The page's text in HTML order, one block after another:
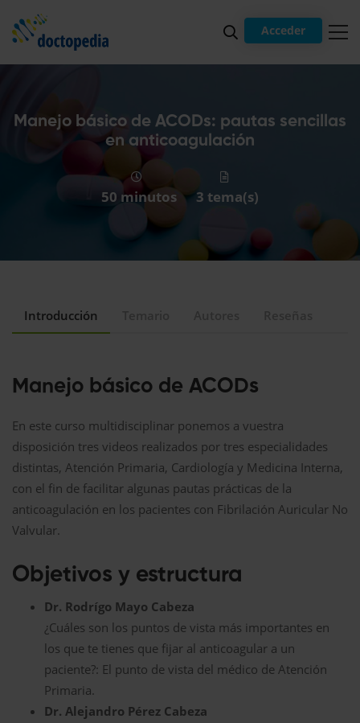
Acceder
Manejo básico de ACODs: pautas sencillas
en anticoagulación
50 minutos 3 tema(s)
Introducción
Manejo básico de ACODs
En este curso multidisciplinar ponemos a vuestra
disposición tres videos realizados por tres especialidades
distintas, Atención Primaria, Cardiología y Medicina Interna,
con el fin de facilitar algunas pautas prácticas de la
anticoagulación en los pacientes con Fibrilación Auricular No
Valvular.
Objetivos y estructura
Dr. Rodrígo Mayo Cabeza
¿Cuáles son los puntos de vista más importantes en
los que te tienes que fijar al anticoagular a un
paciente?: El punto de vista del médico de Atención
Primaria.
Dr. Alejandro Pérez Cabeza